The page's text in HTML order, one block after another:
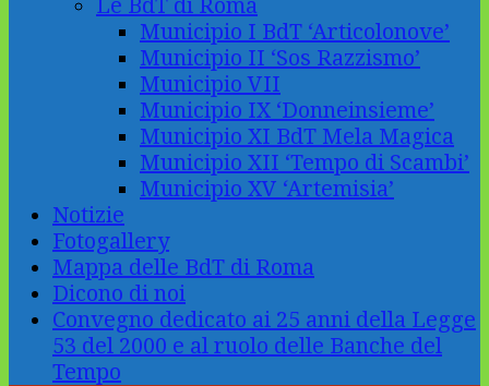
Le BdT di Roma
Municipio I BdT ‘Articolonove’
Municipio II ‘Sos Razzismo’
Municipio VII
Municipio IX ‘Donneinsieme’
Municipio XI BdT Mela Magica
Municipio XII ‘Tempo di Scambi’
Municipio XV ‘Artemisia’
Notizie
Fotogallery
Mappa delle BdT di Roma
Dicono di noi
Convegno dedicato ai 25 anni della Legge
53 del 2000 e al ruolo delle Banche del
Tempo